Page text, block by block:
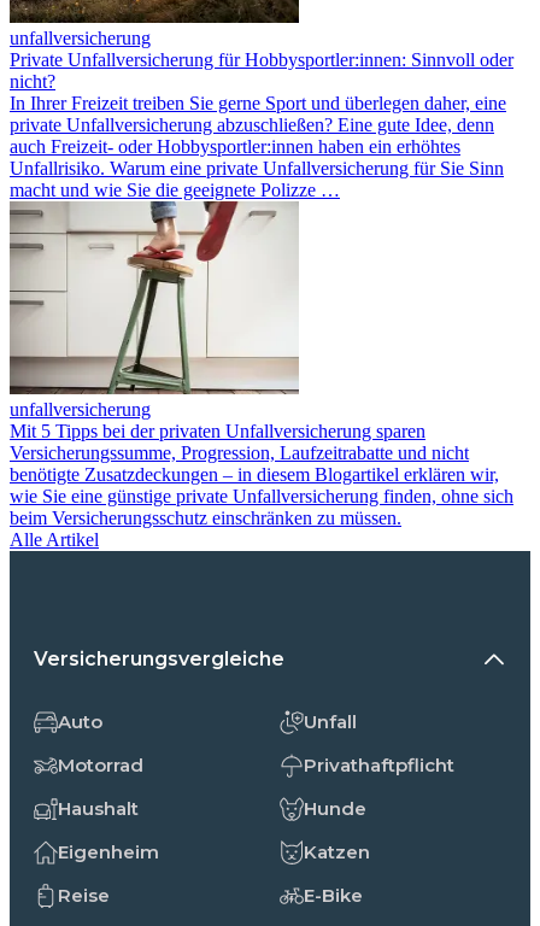
unfallversicherung
Private Unfallversicherung für Hobbysportler:innen: Sinnvoll oder
nicht?
In Ihrer Freizeit treiben Sie gerne Sport und überlegen daher, eine
private Unfallversicherung abzuschließen? Eine gute Idee, denn
auch Freizeit- oder Hobbysportler:innen haben ein erhöhtes
Unfallrisiko. Warum eine private Unfallversicherung für Sie Sinn
macht und wie Sie die geeignete Polizze …
unfallversicherung
Mit 5 Tipps bei der privaten Unfallversicherung sparen
Versicherungssumme, Progression, Laufzeitrabatte und nicht
benötigte Zusatzdeckungen – in diesem Blogartikel erklären wir,
wie Sie eine günstige private Unfallversicherung finden, ohne sich
beim Versicherungsschutz einschränken zu müssen.
Alle Artikel
Versicherungsvergleiche
Auto
Motorrad
Haushalt
Eigenheim
Reise
Unfall
Privathaftpflicht
Hunde
Katzen
E-Bike